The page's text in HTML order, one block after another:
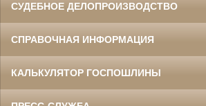
СУДЕБНОЕ ДЕЛОПРОИЗВОДСТВО
СПРАВОЧНАЯ ИНФОРМАЦИЯ
КАЛЬКУЛЯТОР ГОСПОШЛИНЫ